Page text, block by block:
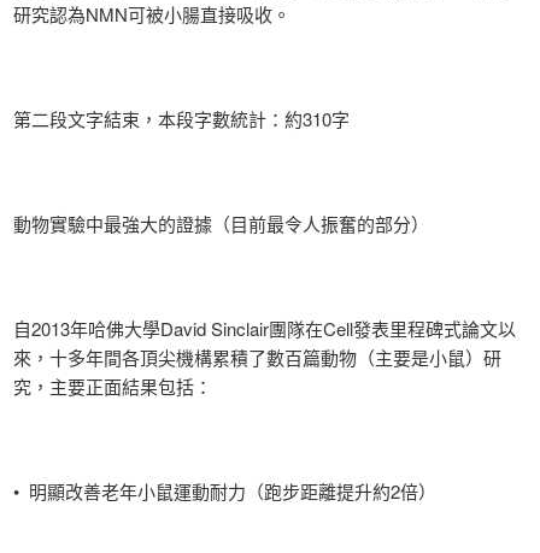
研究認為NMN可被小腸直接吸收。
第二段文字結束，本段字數統計：約310字
動物實驗中最強大的證據（目前最令人振奮的部分）
自2013年哈佛大學David Sinclair團隊在Cell發表里程碑式論文以
來，十多年間各頂尖機構累積了數百篇動物（主要是小鼠）研
究，主要正面結果包括：
• 明顯改善老年小鼠運動耐力（跑步距離提升約2倍）